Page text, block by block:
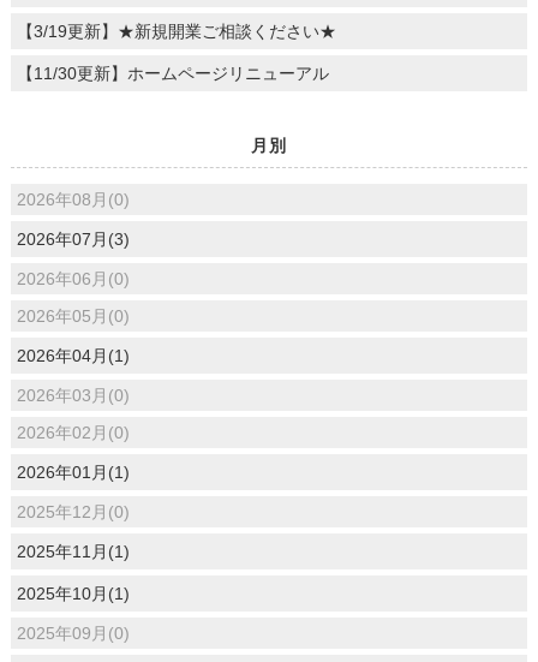
【3/19更新】★新規開業ご相談ください★
【11/30更新】ホームページリニューアル
月別
2026年08月(0)
2026年07月(3)
2026年06月(0)
2026年05月(0)
2026年04月(1)
2026年03月(0)
2026年02月(0)
2026年01月(1)
2025年12月(0)
2025年11月(1)
2025年10月(1)
2025年09月(0)